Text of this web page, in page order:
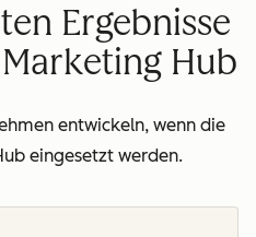
Ergebnisse
Hub
entwickeln, wenn die
eingesetzt werden.